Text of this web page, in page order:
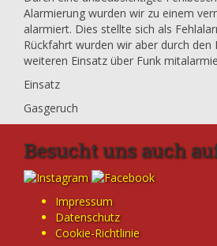
Alarmierung wurden wir zu einem
alarmiert. Dies stellte sich als
Rückfahrt wurden wir aber durch den
weiteren Einsatz über Funk
Einsatz
Gasgeruch
Besucht uns auch
Impressum
Datenschutz
Cookie-Richtlinie